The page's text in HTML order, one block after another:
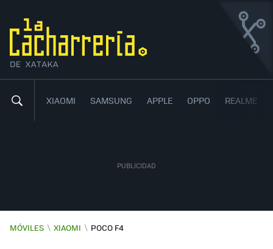
XIAOMI SAMSUNG APPLE OPPO REALME
XIAOMI POCO F4
LA BESTIA ECONÓMICA DE POCO 8,40
MÓVILES \ XIAOMI \ POCO F4